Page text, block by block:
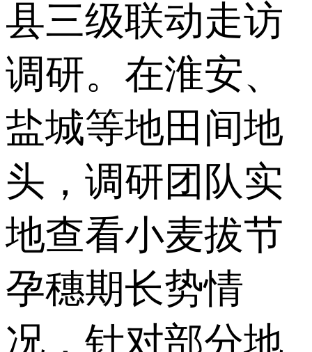
县三级联动走访
调研。在淮安、
盐城等地田间地
头，调研团队实
地查看小麦拔节
孕穗期长势情
况，针对部分地